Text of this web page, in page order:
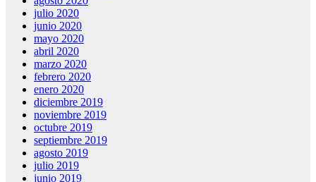
julio 2020
junio 2020
mayo 2020
abril 2020
marzo 2020
febrero 2020
enero 2020
diciembre 2019
noviembre 2019
octubre 2019
septiembre 2019
agosto 2019
julio 2019
junio 2019